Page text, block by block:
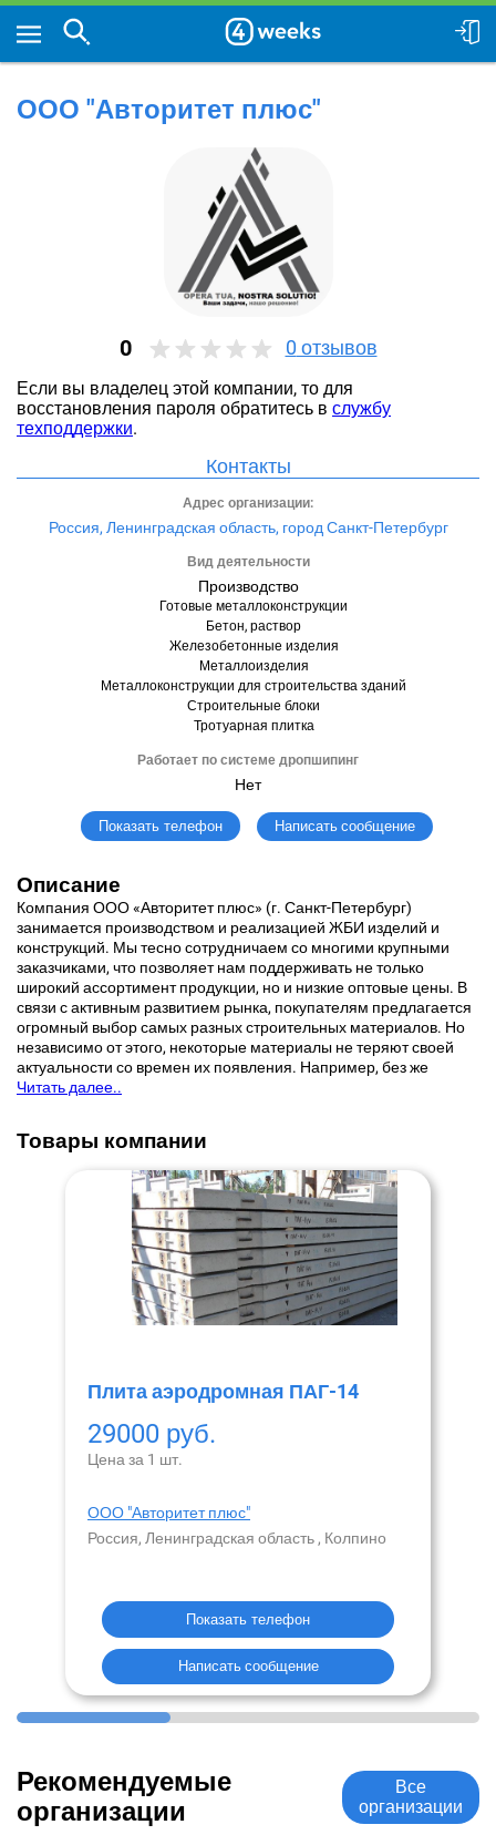
ООО "Авторитет плюс"
0 0 отзывов
Если вы владелец этой компании, то для
восстановления пароля обратитесь в службу
техподдержки.
Контакты
Адрес организации:
Россия, Ленинградская область, город Санкт-Петербург
Вид деятельности
Производство
Готовые металлоконструкции
Бетон, раствор
Железобетонные изделия
Металлоизделия
Металлоконструкции для строительства зданий
Строительные блоки
Тротуарная плитка
Работает по системе дропшипинг
Нет
Показать телефон Написать сообщение
Описание
Компания ООО «Авторитет плюс» (г. Санкт-Петербург)
занимается производством и реализацией ЖБИ изделий и
конструкций. Мы тесно сотрудничаем со многими крупными
заказчиками, что позволяет нам поддерживать не только
широкий ассортимент продукции, но и низкие оптовые цены. В
связи с активным развитием рынка, покупателям предлагается
огромный выбор самых разных строительных материалов. Но
независимо от этого, некоторые материалы не теряют своей
актуальности со времен их появления. Например, без же
Читать далее..
Товары компании
Плита аэродромная ПАГ-14
29000 руб.
Цена за 1 шт.
ООО "Авторитет плюс"
Россия, Ленинградская область , Колпино
Показать телефон
Написать сообщение
Рекомендуемые
организации
Все
организации